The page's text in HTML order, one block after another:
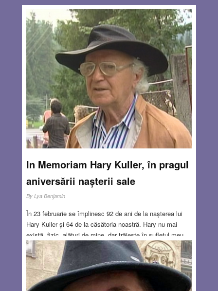
In Memoriam Hary Kuller, în pragul
aniversării nașterii sale
By Lya Benjamin
În 23 februarie se împlinesc 92 de ani de la nașterea lui
Hary Kuller și 64 de la căsătoria noastră. Hary nu mai
există, fizic, alături de mine, dar trăiește în sufletul meu
prin toată ființa lui, trăiește prin lucrările pe care le-a scris
și poate, de undeva, sufletul său veghează asupra mea.
23 februarie era o sărbătoare importantă în mica noastră
familie şi doresc ca anul acesta, primul în care nu mai
putem sărbători împreună această zi, s-o marchez în